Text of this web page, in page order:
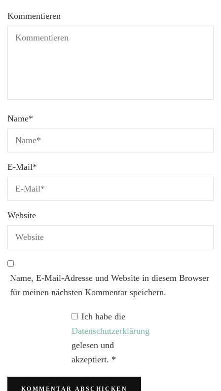
Kommentieren
Name*
E-Mail*
Website
Name, E-Mail-Adresse und Website in diesem Browser
für meinen nächsten Kommentar speichern.
Ich habe die
Datenschutzerklärung
gelesen und
akzeptiert. *